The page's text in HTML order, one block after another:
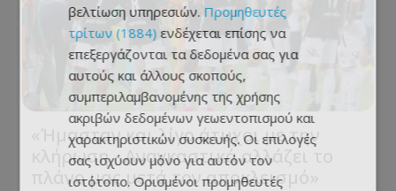
«Ήμασταν και λίγο άτυχοι με την
κλήρωση - Αναγκαστικά αλλάζει το
πλάνο μας μετά τον αποκλεισμό»
βελτίωση υπηρεσιών.Προμηθευτές
τρίτων (1884) ενδέχεται επίσης να
επεξεργάζονται τα δεδομένα σας για
αυτούς και άλλους σκοπούς,
συμπεριλαμβανομένης της χρήσης
ακριβών δεδομένων γεωεντοπισμού και
χαρακτηριστικών συσκευής. Οι επιλογές
σας ισχύουν μόνο για αυτόν τον
ιστότοπο. Ορισμένοι προμηθευτές